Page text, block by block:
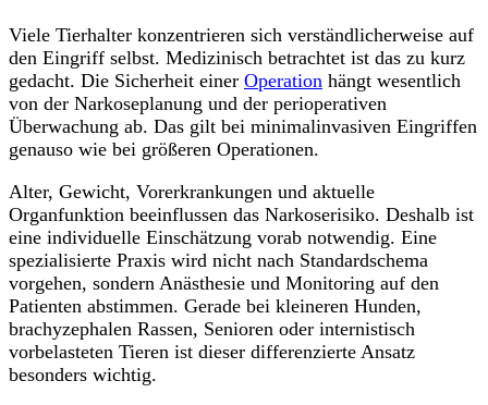
Viele Tierhalter konzentrieren sich verständlicherweise auf
den Eingriff selbst. Medizinisch betrachtet ist das zu kurz
gedacht. Die Sicherheit einer Operation hängt wesentlich
von der Narkoseplanung und der perioperativen
Überwachung ab. Das gilt bei minimalinvasiven Eingriffen
genauso wie bei größeren Operationen.
Alter, Gewicht, Vorerkrankungen und aktuelle
Organfunktion beeinflussen das Narkoserisiko. Deshalb ist
eine individuelle Einschätzung vorab notwendig. Eine
spezialisierte Praxis wird nicht nach Standardschema
vorgehen, sondern Anästhesie und Monitoring auf den
Patienten abstimmen. Gerade bei kleineren Hunden,
brachyzephalen Rassen, Senioren oder internistisch
vorbelasteten Tieren ist dieser differenzierte Ansatz
besonders wichtig.